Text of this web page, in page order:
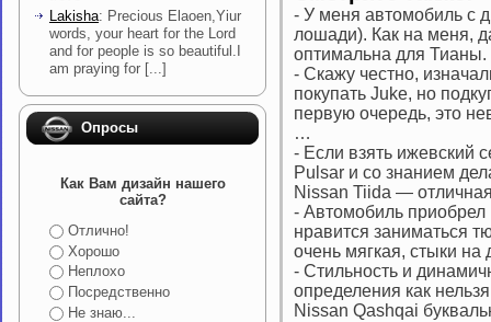
Lakisha: Precious Elaoen,Yiur
words, your heart for the Lord
and for people is so beautiful.I
am praying for [...]
Опросы
Как Вам дизайн нашего
сайта?
Отлично!
Хорошо
Неплохо
Посредственно
Не знаю...
- У меня автомобиль с
лошади). Как на меня,
оптимальна для
- Скажу честно,
покупать Juke, но
первую очередь, это
…
- Если взять ижевский
Pulsar и со знанием
Nissan Tiida —
- Автомобиль приобрел
нравится заниматься
очень мягкая, стыки
- Стильность и
определения как
Nissan Qashqai